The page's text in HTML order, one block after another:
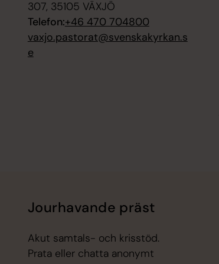
307, 35105 VÄXJÖ
Telefon:+46 470 704800
vaxjo.pastorat@svenskakyrkan.s
e
Jourhavande präst
Akut samtals- och krisstöd.
Prata eller chatta anonymt